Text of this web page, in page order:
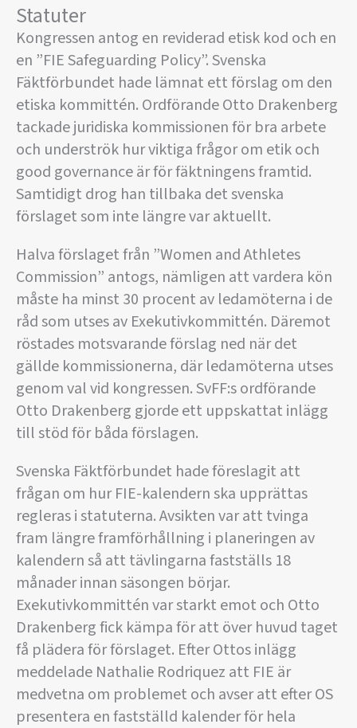
Statuter
Kongressen antog en reviderad etisk kod och en
en ”FIE Safeguarding Policy”. Svenska
Fäktförbundet hade lämnat ett förslag om den
etiska kommittén. Ordförande Otto Drakenberg
tackade juridiska kommissionen för bra arbete
och underströk hur viktiga frågor om etik och
good governance är för fäktningens framtid.
Samtidigt drog han tillbaka det svenska
förslaget som inte längre var aktuellt.
Halva förslaget från ”Women and Athletes
Commission” antogs, nämligen att vardera kön
måste ha minst 30 procent av ledamöterna i de
råd som utses av Exekutivkommittén. Däremot
röstades motsvarande förslag ned när det
gällde kommissionerna, där ledamöterna utses
genom val vid kongressen. SvFF:s ordförande
Otto Drakenberg gjorde ett uppskattat inlägg
till stöd för båda förslagen.
Svenska Fäktförbundet hade föreslagit att
frågan om hur FIE-kalendern ska upprättas
regleras i statuterna. Avsikten var att tvinga
fram längre framförhållning i planeringen av
kalendern så att tävlingarna fastställs 18
månader innan säsongen börjar.
Exekutivkommittén var starkt emot och Otto
Drakenberg fick kämpa för att över huvud taget
få plädera för förslaget. Efter Ottos inlägg
meddelade Nathalie Rodriquez att FIE är
medvetna om problemet och avser att efter OS
presentera en fastställd kalender för hela